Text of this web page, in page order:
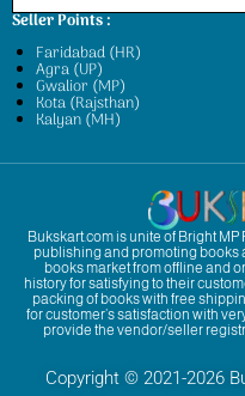
Seller Points :
Faridabad (HR)
Agra (UP)
Gwalior (MP)
Kota (Rajsthan)
Kalyan (MH)
Bukskart.com is unite of Bright
publishing and promoting books
books market from offline and
history for satisfying to their
packing of books with free
for customer’s satisfaction with
provide the vendor/seller
Copyright © 2021-2026